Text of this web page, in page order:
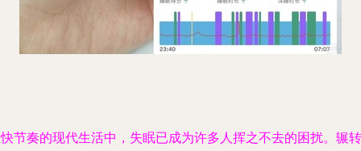
节奏的现代生活中，失眠已成为许多人挥之不去的困扰。辗转